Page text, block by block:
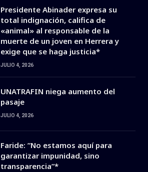
Presidente Abinader expresa su
total indignación, califica de
«animal» al responsable de la
muerte de un joven en Herrera y
exige que se haga justicia*
JULIO 4, 2026
UNATRAFIN niega aumento del
pasaje
JULIO 4, 2026
Faride: ”No estamos aquí para
garantizar impunidad, sino
transparencia”*